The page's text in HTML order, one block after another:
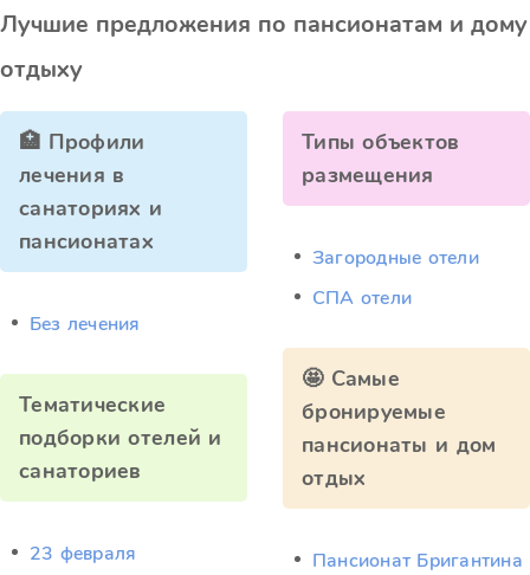
Лучшие предложения по пансионатам и дому
отдыху
🏥 Профили
лечения в
санаториях и
пансионатах
Без лечения
Тематические
подборки отелей и
санаториев
23 февраля
Типы объектов
размещения
Загородные отели
СПА отели
🤩 Самые
бронируемые
пансионаты и дом
отдых
Пансионат Бригантина